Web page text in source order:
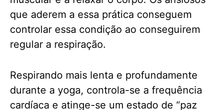
que aderem a essa prática conseguem
controlar essa condição ao conseguirem
regular a respiração.
Respirando mais lenta e profundamente
durante a yoga, controla-se a frequência
cardíaca e atinge-se um estado de “paz